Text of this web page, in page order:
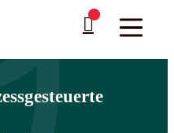
& Schulungen in Deutschland